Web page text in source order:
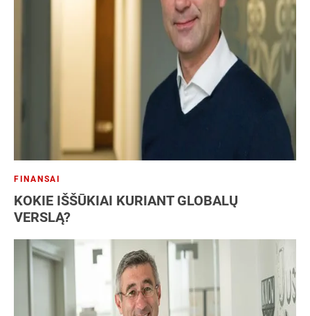
FINANSAI
KOKIE IŠŠŪKIAI KURIANT GLOBALŲ
VERSLĄ?